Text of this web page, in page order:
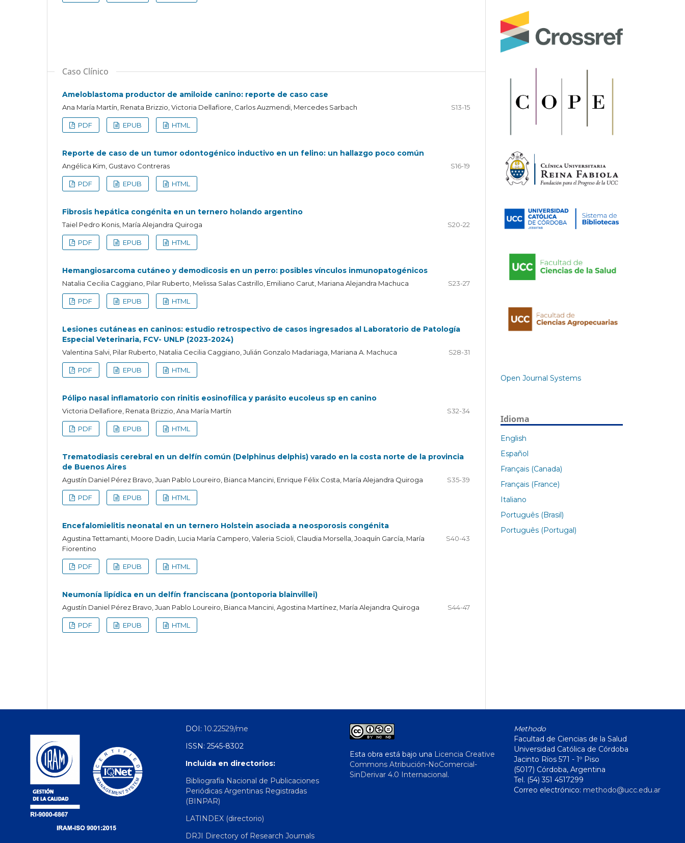
Caso Clínico
Ameloblastoma productor de amiloide canino: reporte de caso case
Ana María Martín, Renata Brizzio, Victoria Dellafiore, Carlos Auzmendi, Mercedes Sarbach S13-15
PDF EPUB HTML
Reporte de caso de un tumor odontogénico inductivo en un felino: un hallazgo poco común
Angélica Kim, Gustavo Contreras S16-19
PDF EPUB HTML
Fibrosis hepática congénita en un ternero holando argentino
Taiel Pedro Konis, María Alejandra Quiroga S20-22
PDF EPUB HTML
Hemangiosarcoma cutáneo y demodicosis en un perro: posibles vínculos inmunopatogénicos
Natalia Cecilia Caggiano, Pilar Ruberto, Melissa Salas Castrillo, Emiliano Carut, Mariana Alejandra Machuca S23-27
PDF EPUB HTML
Lesiones cutáneas en caninos: estudio retrospectivo de casos ingresados al Laboratorio de Patología
Especial Veterinaria, FCV- UNLP (2023-2024)
Valentina Salvi, Pilar Ruberto, Natalia Cecilia Caggiano, Julián Gonzalo Madariaga, Mariana A. Machuca S28-31
PDF EPUB HTML
Pólipo nasal inflamatorio con rinitis eosinofílica y parásito eucoleus sp en canino
Victoria Dellafiore, Renata Brizzio, Ana María Martín S32-34
PDF EPUB HTML
Trematodiasis cerebral en un delfín común (Delphinus delphis) varado en la costa norte de la provincia
de Buenos Aires
Agustín Daniel Pérez Bravo, Juan Pablo Loureiro, Bianca Mancini, Enrique Félix Costa, María Alejandra Quiroga S35-39
PDF EPUB HTML
Encefalomielitis neonatal en un ternero Holstein asociada a neosporosis congénita
Agustina Tettamanti, Moore Dadin, Lucia María Campero, Valeria Scioli, Claudia Morsella, Joaquín García, María
Fiorentino
S40-43
PDF EPUB HTML
Neumonía lipídica en un delfín franciscana (pontoporia blainvillei)
Agustín Daniel Pérez Bravo, Juan Pablo Loureiro, Bianca Mancini, Agostina Martínez, María Alejandra Quiroga S44-47
PDF EPUB HTML
Open Journal Systems
Idioma
English
Español
Français (Canada)
Français (France)
Italiano
Português (Brasil)
Português (Portugal)
DOI: 10.22529/me
ISSN: 2545-8302
Incluida en directorios:
Bibliografía Nacional de Publicaciones
Periódicas Argentinas Registradas
(BINPAR)
LATINDEX (directorio)
DRJI Directory of Research Journals
Esta obra está bajo una Licencia Creative
Commons Atribución-NoComercial-
SinDerivar 4.0 Internacional.
Methodo
Facultad de Ciencias de la Salud
Universidad Católica de Córdoba
Jacinto Ríos 571 - 1º Piso
(5017) Córdoba, Argentina
Tel. (54) 351 4517299
Correo electrónico: methodo@ucc.edu.ar